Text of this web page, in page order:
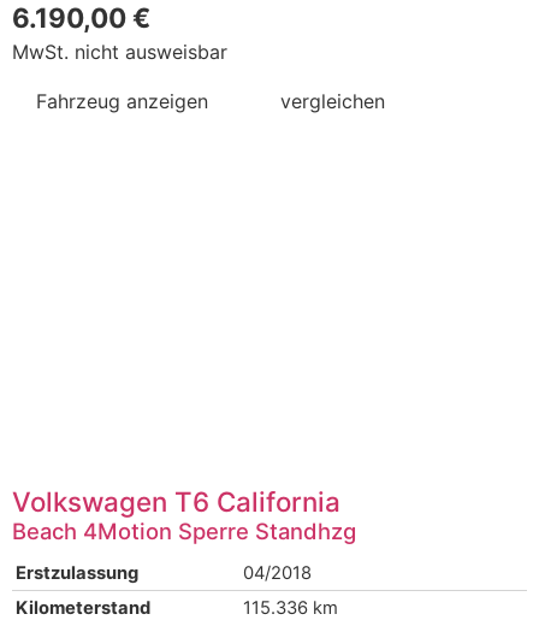
6.190,00 €
MwSt. nicht ausweisbar
Fahrzeug anzeigen vergleichen
Volkswagen T6 California
Beach 4Motion Sperre Standhzg
Erstzulassung
04/2018
Kilometerstand
115.336 km